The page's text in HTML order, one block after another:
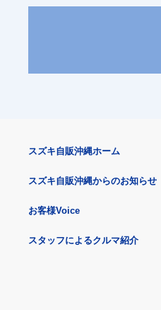
スズキ自販沖縄ホーム
スズキ自販沖縄からのお知らせ
お客様Voice
スタッフによるクルマ紹介